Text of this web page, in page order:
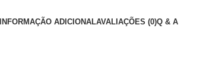
INFORMAÇÃO ADICIONALAVALIAÇÕES (0)Q & A